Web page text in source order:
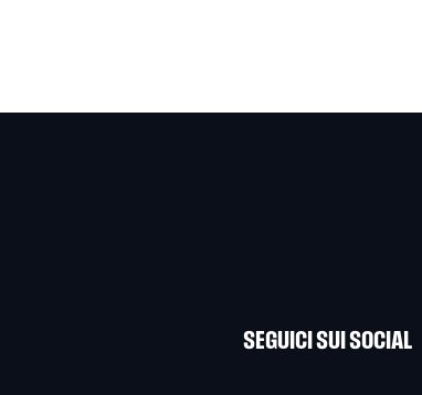
SEGUICI SUI SOCIAL